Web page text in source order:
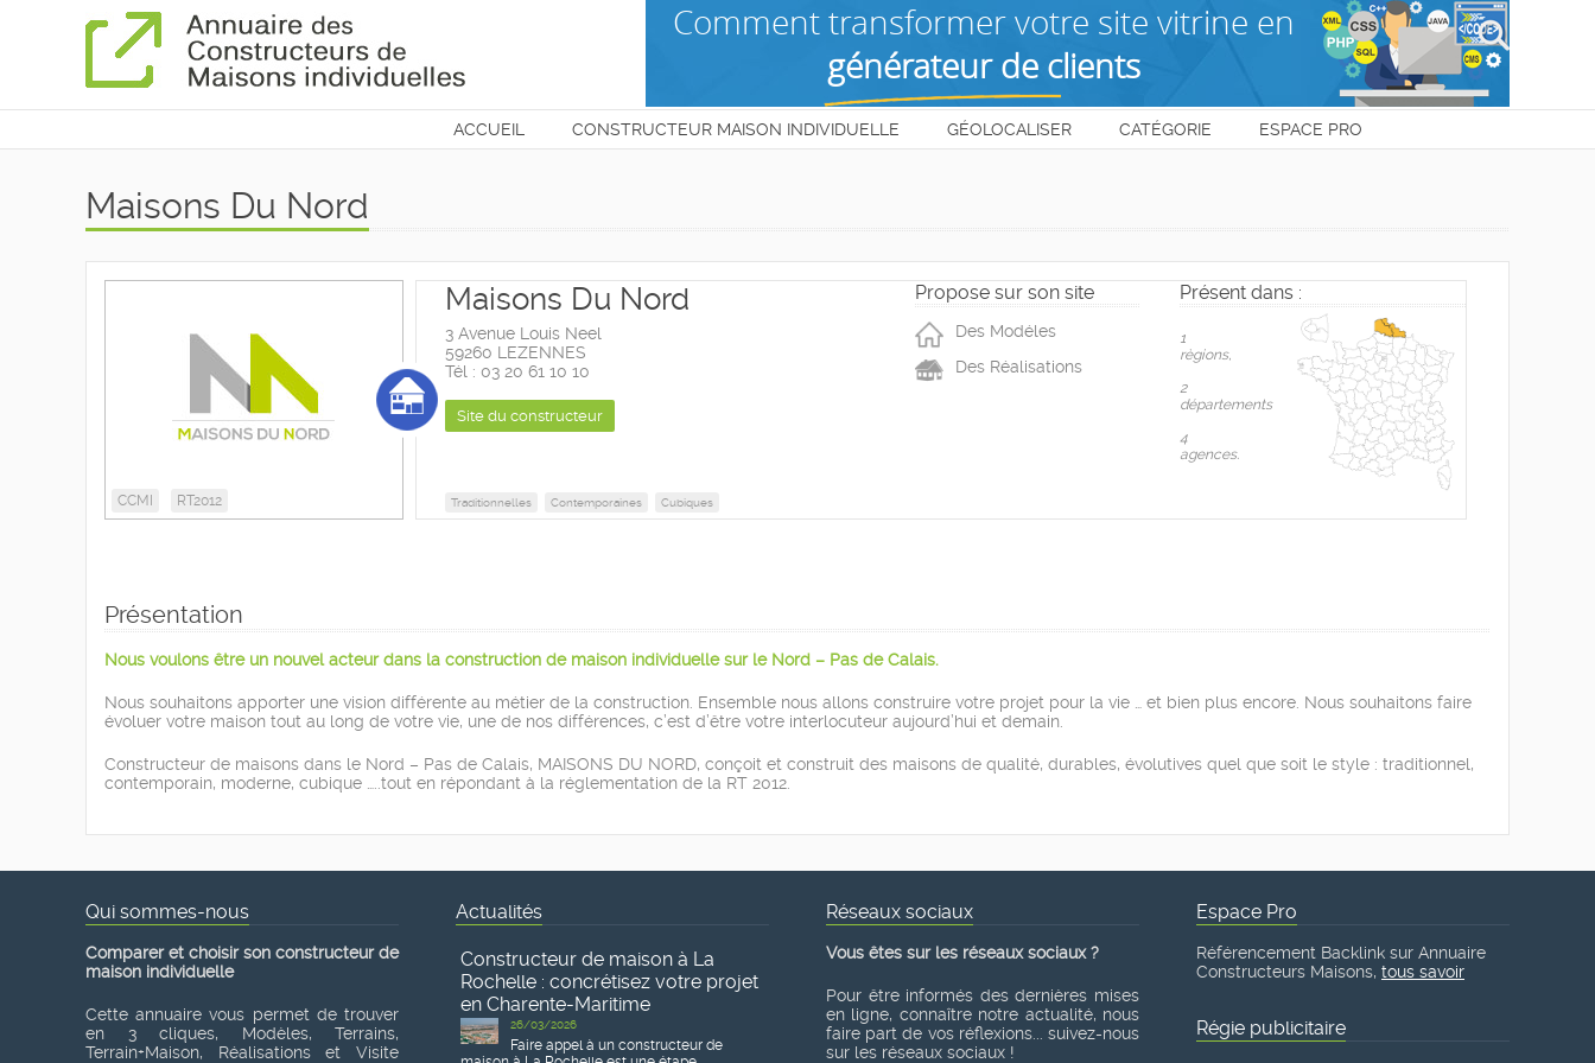
ACCUEIL CONSTRUCTEUR MAISON INDIVIDUELLE GÉOLOCALISER CATÉGORIE
ESPACE PRO
Maisons Du Nord
CCMI RT2012
Maisons Du Nord
3 Avenue Louis Neel
59260 LEZENNES
Tél : 03 20 61 10 10
Site du constructeur
Propose sur son site
Des Modéles
Des Réalisations
Présent dans :
1
règions,
2
départements
4
agences.
Traditionnelles Contemporaines Cubiques
Présentation
Nous voulons être un nouvel acteur dans la construction de maison individuelle sur le Nord – Pas de Calais.
Nous souhaitons apporter une vision différente au métier de la construction. Ensemble nous allons construire votre projet pour la vie … et bien plus encore. Nous souhaitons faire
évoluer votre maison tout au long de votre vie, une de nos différences, c’est d’être votre interlocuteur aujourd’hui et demain.
Constructeur de maisons dans le Nord – Pas de Calais, MAISONS DU NORD, conçoit et construit des maisons de qualité, durables, évolutives quel que soit le style : traditionnel,
contemporain, moderne, cubique …..tout en répondant à la réglementation de la RT 2012.
Qui sommes-nous
Comparer et choisir son constructeur de
maison individuelle
Cette annuaire vous permet de trouver
en 3 cliques, Modèles, Terrains,
Terrain+Maison, Réalisations et Visite
Actualités
Constructeur de maison à La
Rochelle : concrétisez votre projet
en Charente-Maritime
26/03/2026
Faire appel à un constructeur de
Réseaux sociaux
Vous êtes sur les réseaux sociaux ?
Pour être informés des dernières mises
en ligne, connaître notre actualité, nous
faire part de vos réflexions... suivez-nous
sur les réseaux sociaux !
Espace Pro
Référencement Backlink sur Annuaire
Constructeurs Maisons, tous savoir
Régie publicitaire